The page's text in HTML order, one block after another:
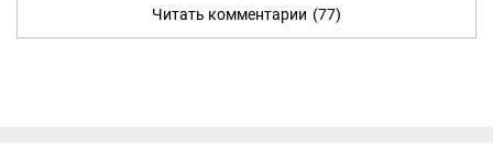
Читать комментарии (77)